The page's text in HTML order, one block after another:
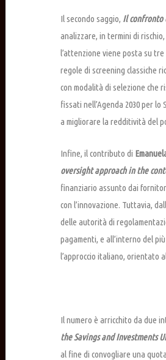
Il secondo saggio, Il confronto
analizzare, in termini di
l’attenzione viene posta su
regole di screening classiche
con modalità di selezione che
fissati nell’Agenda 2030 per
a migliorare la redditività del
Infine, il contributo di
oversight approach in the
finanziario assunto dai
con l’innovazione. Tuttavia,
delle autorità di
pagamenti, e all’interno del
l’approccio italiano, orientato
Il numero è arricchito da due
the Savings and Investments
al fine di convogliare una